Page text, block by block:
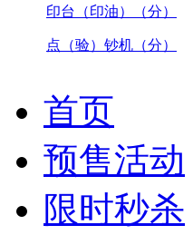
印台（印油）（分）
点（验）钞机（分）
首页
预售活动
限时秒杀